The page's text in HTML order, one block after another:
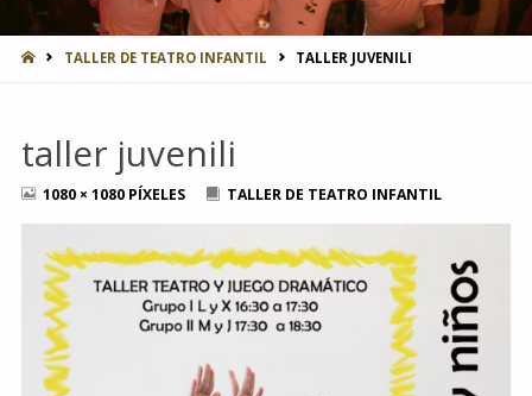
INICIOTALLER DE TEATRO INFANTIL TALLER JUVENILI
taller juvenili
TAMAÑO
1080 × 1080 PÍXELES TALLER DE TEATRO INFANTIL